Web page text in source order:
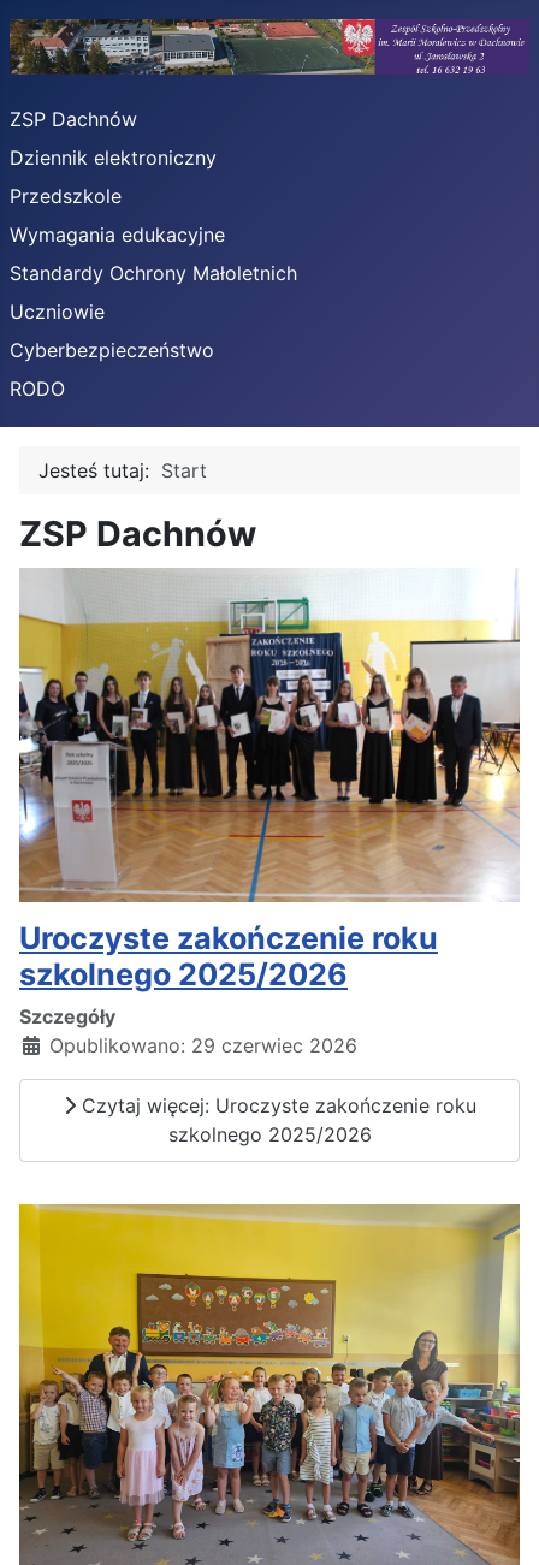
ZSP Dachnów
Dziennik elektroniczny
Przedszkole
Wymagania edukacyjne
Standardy Ochrony Małoletnich
Uczniowie
Cyberbezpieczeństwo
RODO
Jesteś tutaj: Start
ZSP Dachnów
Uroczyste zakończenie roku
szkolnego 2025/2026
Szczegóły
Opublikowano: 29 czerwiec 2026
Czytaj więcej: Uroczyste zakończenie roku
szkolnego 2025/2026